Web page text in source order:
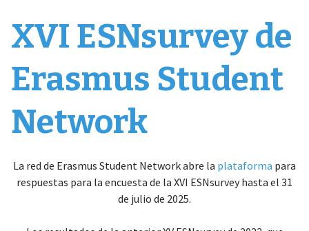
XVI ESNsurvey de
Erasmus Student
Network
La red de Erasmus Student Network abre la plataforma para
respuestas para la encuesta de la XVI ESNsurvey hasta el 31
de julio de 2025.